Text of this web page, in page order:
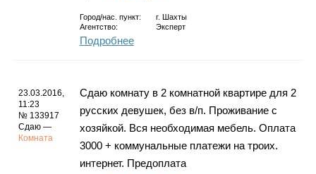
Город/нас. пункт: г.
Шахты
Агентство:
Эксперт
Подробнее
23.03.2016,
11:23
№ 133917
Сдаю —
Комната
Сдаю комнату в 2 комнатной квартире для 2
русских девушек, без в/п. Проживание с
хозяйкой. Вся необходимая мебель. Оплата
3000 + коммунальные платежи на троих.
интернет. Предоплата